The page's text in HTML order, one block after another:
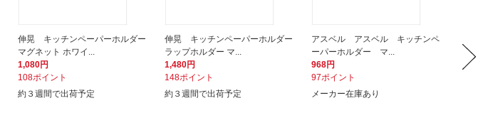
伸晃 キッチンペーパーホルダー
マグネット ホワイ...
1,080円
108ポイント
約３週間で出荷予定
伸晃 キッチンペーパーホルダー
ラップホルダー マ...
1,480円
148ポイント
約３週間で出荷予定
アスベル アスベル キッチンペ
ーパーホルダー マ...
968円
97ポイント
メーカー在庫あり
ダー
1,840円